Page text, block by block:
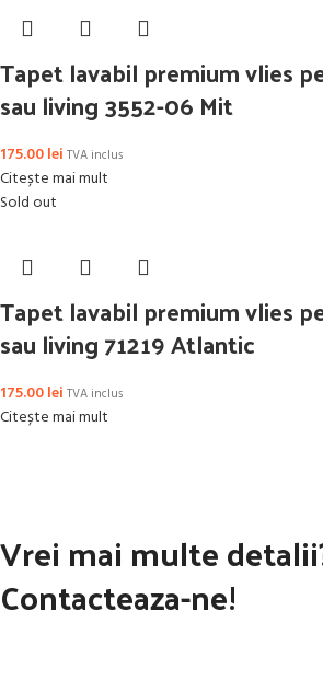
Tapet lavabil premium vlies
sau living 3552-06 Mit
175.00lei TVA inclus
Citește mai mult
Sold out
Tapet lavabil premium vlies
sau living 71219 Atlantic
175.00lei TVA inclus
Citește mai mult
Vrei mai multe
Contacteaza-ne!